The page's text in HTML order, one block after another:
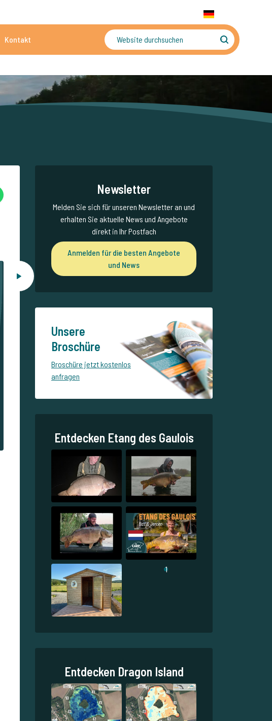
Kontakt
Newsletter
Melden Sie sich für unseren Newsletter an und
erhalten Sie aktuelle News und Angebote
direkt in Ihr Postfach
Anmelden für die besten Angebote
und News
Unsere
Broschüre
Broschüre jetzt kostenlos
anfragen
Entdecken Etang des Gaulois
1
Entdecken Dragon Island